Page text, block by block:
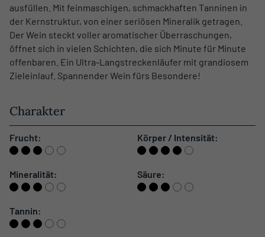
ausfüllen. Mit feinmaschigen, schmackhaften Tanninen in
der Kernstruktur, von einer seriösen Mineralik getragen.
Der Wein steckt voller aromatischer Überraschungen,
öffnet sich in vielen Schichten, die sich Minute für Minute
offenbaren. Ein Ultra-Langstreckenläufer mit grandiosem
Zieleinlauf. Spannender Wein fürs Besondere!
Charakter
Frucht: Körper / Intensität:
Mineralität: Säure:
Tannin: